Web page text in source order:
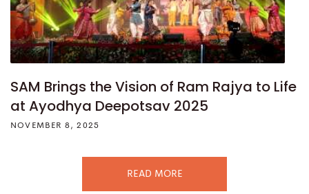
SAM Brings the Vision of Ram Rajya to Life
at Ayodhya Deepotsav 2025
NOVEMBER 8, 2025
READ MORE